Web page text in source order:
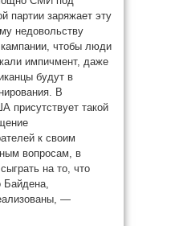
партии заряжает эту
недовольству
чтобы люди
импичмент, даже
будут в
В
присутствует такой
к своим
вопросам, в
на то, что
Байдена,
—